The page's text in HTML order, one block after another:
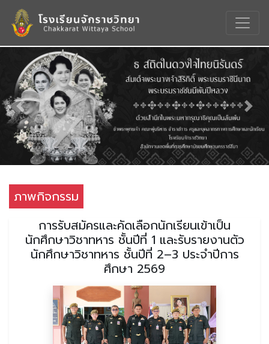
Previous Next
ภาพกิจกรรม
การรับสมัครและคัดเลือกนักเรียนเข้าเป็น
นักศึกษาวิชาทหาร ชั้นปีที่ 1 และรับรายงานตัว
นักศึกษาวิชาทหาร ชั้นปีที่ 2–3 ประจำปีการ
ศึกษา 2569